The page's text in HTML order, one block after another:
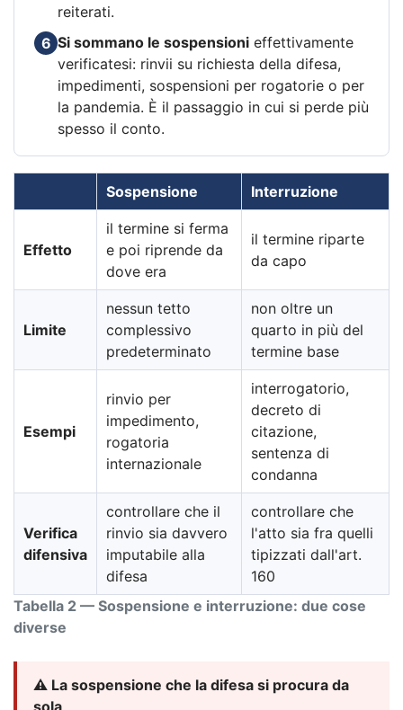
reiterati.
6 Si sommano le sospensioni effettivamente
verificatesi: rinvii su richiesta della difesa,
impedimenti, sospensioni per rogatorie o per
la pandemia. È il passaggio in cui si perde più
spesso il conto.
Tabella 2 — Sospensione e interruzione: due cose
diverse
Sospensione Interruzione
Effetto
il termine si ferma
e poi riprende da
dove era
il termine riparte
da capo
Limite
nessun tetto
complessivo
predeterminato
non oltre un
quarto in più del
termine base
Esempi
rinvio per
impedimento,
rogatoria
internazionale
interrogatorio,
decreto di
citazione,
sentenza di
condanna
Verifica
difensiva
controllare che il
rinvio sia davvero
imputabile alla
difesa
controllare che
l'atto sia fra quelli
tipizzati dall'art.
160
⚠️ La sospensione che la difesa si procura da
sola